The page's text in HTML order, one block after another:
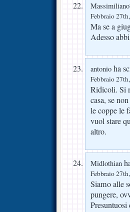
Febbraio
Ma se a
Adesso
antonio ha
Febbraio
Ridicoli. Si
casa, se
le coppe le
vuol stare
altro.
Midlothian
Febbraio
Siamo alle
pungere,
Presuntuosi